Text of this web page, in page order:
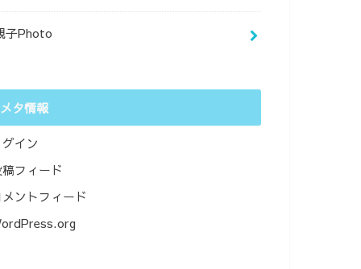
子Photo
メタ情報
イン
フィード
ントフィード